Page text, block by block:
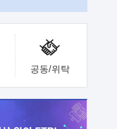
공동/위탁